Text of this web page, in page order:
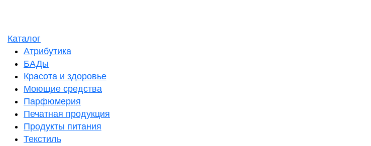
Каталог
Атрибутика
БАДы
Красота и здоровье
Моющие средства
Парфюмерия
Печатная продукция
Продукты питания
Текстиль